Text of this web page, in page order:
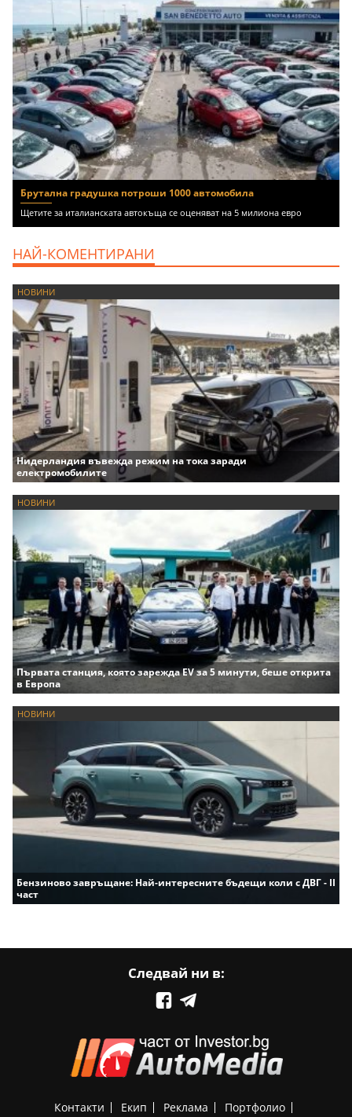
Брутална градушка потроши 1000 автомобила
Щетите за италианската автокъща се оценяват на 5 милиона евро
НАЙ-КОМЕНТИРАНИ
НОВИНИ
Нидерландия въвежда режим на тока заради
електромобилите
НОВИНИ
Първата станция, която зарежда EV за 5 минути, беше открита
в Европа
НОВИНИ
Бензиново завръщане: Най-интересните бъдещи коли с ДВГ - II
част
Следвай ни в:
Контакти Екип Реклама
Портфолио